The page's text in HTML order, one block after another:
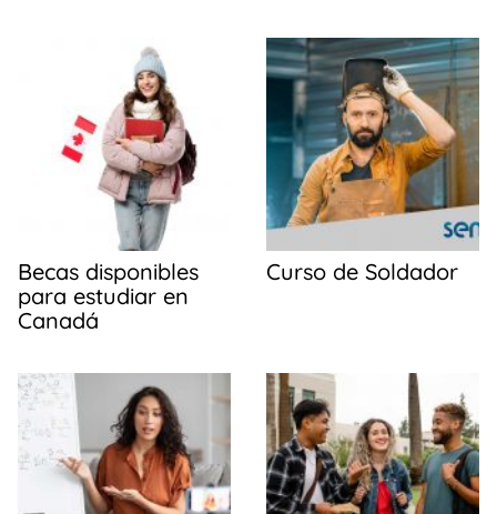
Becas disponibles
para estudiar en
Canadá
Curso de Soldador